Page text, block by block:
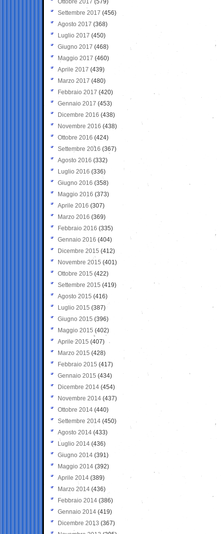
Ottobre 2017 (579)
Settembre 2017 (456)
Agosto 2017 (368)
Luglio 2017 (450)
Giugno 2017 (468)
Maggio 2017 (460)
Aprile 2017 (439)
Marzo 2017 (480)
Febbraio 2017 (420)
Gennaio 2017 (453)
Dicembre 2016 (438)
Novembre 2016 (438)
Ottobre 2016 (424)
Settembre 2016 (367)
Agosto 2016 (332)
Luglio 2016 (336)
Giugno 2016 (358)
Maggio 2016 (373)
Aprile 2016 (307)
Marzo 2016 (369)
Febbraio 2016 (335)
Gennaio 2016 (404)
Dicembre 2015 (412)
Novembre 2015 (401)
Ottobre 2015 (422)
Settembre 2015 (419)
Agosto 2015 (416)
Luglio 2015 (387)
Giugno 2015 (396)
Maggio 2015 (402)
Aprile 2015 (407)
Marzo 2015 (428)
Febbraio 2015 (417)
Gennaio 2015 (434)
Dicembre 2014 (454)
Novembre 2014 (437)
Ottobre 2014 (440)
Settembre 2014 (450)
Agosto 2014 (433)
Luglio 2014 (436)
Giugno 2014 (391)
Maggio 2014 (392)
Aprile 2014 (389)
Marzo 2014 (436)
Febbraio 2014 (386)
Gennaio 2014 (419)
Dicembre 2013 (367)